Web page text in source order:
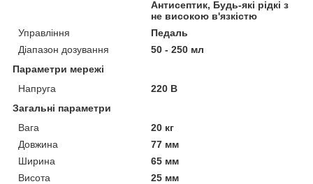
Антисептик, Будь-які рідкі з
не високою в'язкістю
Управління
Педаль
Діапазон дозування
50 - 250 мл
Параметри мережі
Напруга
220 В
Загальні параметри
Вага
20 кг
Довжина
77 мм
Ширина
65 мм
Висота
25 мм